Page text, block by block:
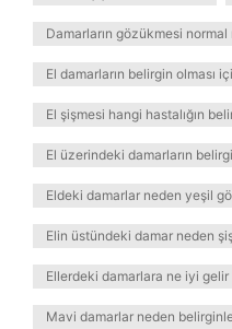
Damarların gözükmesi normal
El damarların belirgin olması
El şişmesi hangi hastalığın
El üzerindeki damarların
Eldeki damarlar neden yeşil
Elin üstündeki damar neden
Ellerdeki damarlara ne iyi gelir
Mavi damarlar neden